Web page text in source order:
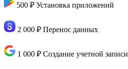
500 ₽ Установка приложений
2 000 ₽ Перенос данных
1 000 ₽ Создание учетной записи